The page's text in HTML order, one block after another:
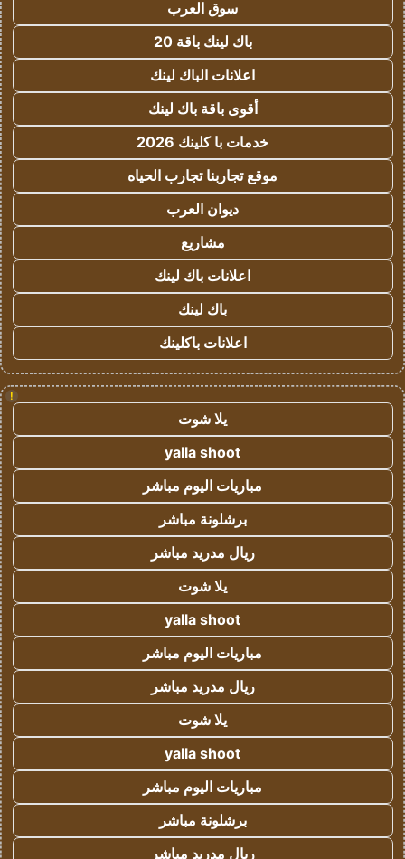
سوق العرب
باك لينك باقة 20
اعلانات الباك لينك
أقوى باقة باك لينك
خدمات با كلينك 2026
موقع تجاربنا تجارب الحياه
ديوان العرب
مشاريع
اعلانات باك لينك
باك لينك
اعلانات باكلينك
!
يلا شوت
yalla shoot
مباريات اليوم مباشر
برشلونة مباشر
ريال مدريد مباشر
يلا شوت
yalla shoot
مباريات اليوم مباشر
ريال مدريد مباشر
يلا شوت
yalla shoot
مباريات اليوم مباشر
برشلونة مباشر
ريال مدريد مباشر